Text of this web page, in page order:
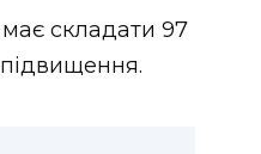
має складати 97
підвищення.